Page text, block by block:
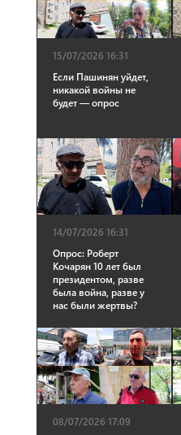
15/07/2026 16:31
Если Пашинян уйдет,
никакой войны не
будет — опрос
14/07/2026 16:31
Опрос: Роберт
Кочарян 10 лет был
президентом, разве
была война, разве у
нас были жертвы?
08/07/2026 17:09